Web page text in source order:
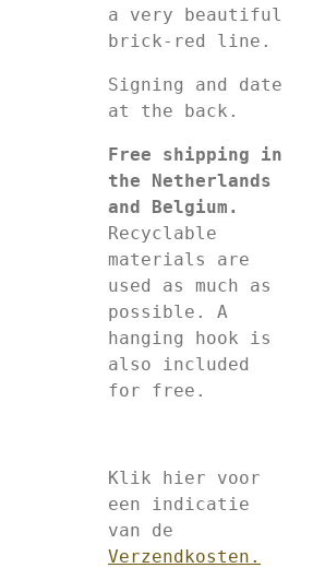
a very beautiful
brick-red line.
Signing and date
at the back.
Free shipping in
the Netherlands
and Belgium.
Recyclable
materials are
used as much as
possible. A
hanging hook is
also included
for free.
Klik hier voor
een indicatie
van de
Verzendkosten.